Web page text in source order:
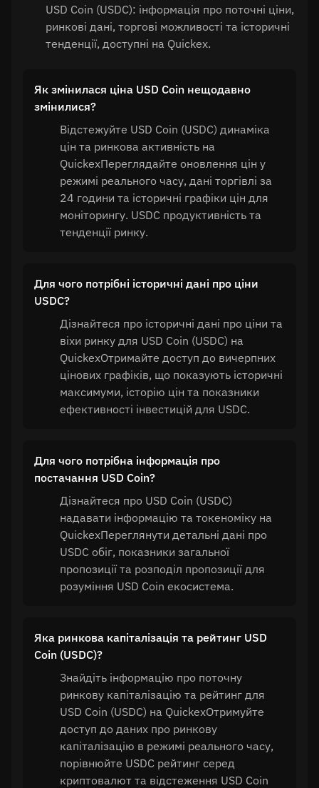
USD Coin (USDC): інформація про поточні ціни,
ринкові дані, торгові можливості та історичні
тенденції, доступні на Quickex.
Як змінилася ціна USD Coin нещодавно
змінилися?
Відстежуйте USD Coin (USDC) динаміка
цін та ринкова активність на
QuickexПереглядайте оновлення цін у
режимі реального часу, дані торгівлі за
24 години та історичні графіки цін для
моніторингу. USDC продуктивність та
тенденції ринку.
Для чого потрібні історичні дані про ціни
USDC?
Дізнайтеся про історичні дані про ціни та
віхи ринку для USD Coin (USDC) на
QuickexОтримайте доступ до вичерпних
цінових графіків, що показують історичні
максимуми, історію цін та показники
ефективності інвестицій для USDC.
Для чого потрібна інформація про
постачання USD Coin?
Дізнайтеся про USD Coin (USDC)
надавати інформацію та токеноміку на
QuickexПереглянути детальні дані про
USDC обіг, показники загальної
пропозиції та розподіл пропозиції для
розуміння USD Coin екосистема.
Яка ринкова капіталізація та рейтинг USD
Coin (USDC)?
Знайдіть інформацію про поточну
ринкову капіталізацію та рейтинг для
USD Coin (USDC) на QuickexОтримуйте
доступ до даних про ринкову
капіталізацію в режимі реального часу,
порівнюйте USDC рейтинг серед
криптовалют та відстеження USD Coin